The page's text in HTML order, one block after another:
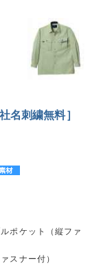
名刺繍無料］
ポケット（縦ファ
スナー付）